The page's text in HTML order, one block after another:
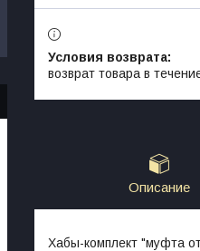
возврат товара в
Описание
Хабы-комплект "муфта